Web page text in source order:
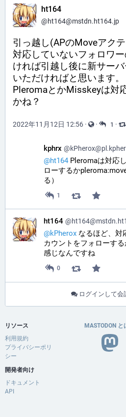
ht164
@ht164@mstdn.ht164.jp
引っ越し(APのMoveアク
対応していないフォロワ
ければ引越し後に新サー
いただければと思います。
PleromaとかMisskeyは対
かね？
2022年11月12日 12:56 · · 1 ·
kphrx
@ht164 Pleromaは対応
ローするか
る）
1
ht164
@kPherox なるほど、対
カウントをフォローす
感じなんですね
0
ログインして会
リソース
利用規約
プライバシーポリ
シー
開発者向け
ドキュメント
API
MASTODON と